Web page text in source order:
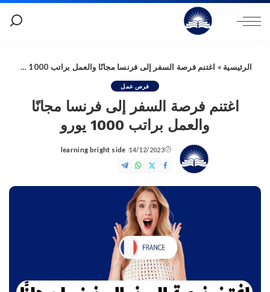
الرئيسية » اغتنم فرصة السفر إلى فرنسا مجانًا والعمل براتب 1000 يورو
فرص عمل
اغتنم فرصة السفر إلى فرنسا مجانًا
والعمل براتب 1000 يورو
14/12/2023
Posted
by
learning bright side